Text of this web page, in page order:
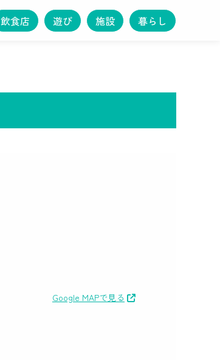
飲食店 遊び 施設 暮らし
Google MAPで見る